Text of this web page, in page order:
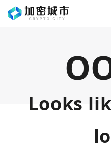
Looks